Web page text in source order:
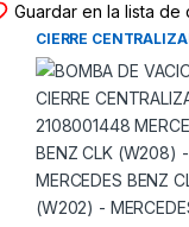
Guardar en la lista de
BOMBA DE VACIO
CIERRE
2108001448
BENZ CLK (W208) –
MERCEDES BENZ
(W202) – MERCEDES
CLASE E (W210)